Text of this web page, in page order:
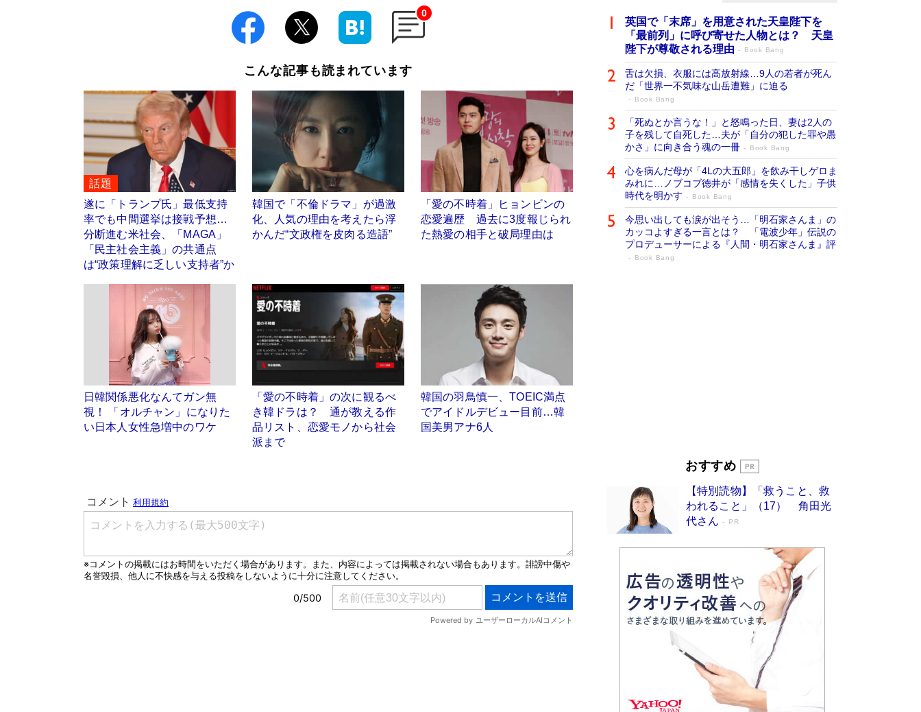
0
こんな記事も読まれています
話題
遂に「トランプ氏」最低支持
率でも中間選挙は接戦予想…
分断進む米社会、「MAGA」
「民主社会主義」の共通点
は“政策理解に乏しい支持者”か
韓国で「不倫ドラマ」が過激
化、人気の理由を考えたら浮
かんだ“文政権を皮肉る造語”
「愛の不時着」ヒョンビンの
恋愛遍歴 過去に3度報じられ
た熱愛の相手と破局理由は
日韓関係悪化なんてガン無
視！ 「オルチャン」になりた
い日本人女性急増中のワケ
「愛の不時着」の次に観るべ
き韓ドラは？ 通が教える作
品リスト、恋愛モノから社会
派まで
韓国の羽鳥慎一、TOEIC満点
でアイドルデビュー目前…韓
国美男アナ6人
英国で「末席」を用意された天皇陛下を
「最前列」に呼び寄せた人物とは？ 天皇
陛下が尊敬される理由
Book Bang
舌は欠損、衣服には高放射線…9人の若者が死ん
だ「世界一不気味な山岳遭難」に迫る
Book Bang
「死ぬとか言うな！」と怒鳴った日、妻は2人の
子を残して自死した…夫が「自分の犯した罪や愚
かさ」に向き合う魂の一冊
Book Bang
心を病んだ母が「4Lの大五郎」を飲み干しゲロま
みれに…ノブコブ徳井が「感情を失くした」子供
時代を明かす
Book Bang
今思い出しても涙が出そう…「明石家さんま」の
カッコよすぎる一言とは？ 「電波少年」伝説の
プロデューサーによる『人間・明石家さんま』評
Book Bang
転 上司の“意外な一言”から生まれた「雑談のテ
皇室はなぜ世界から尊敬されているのか？ 「天
皇陛下はお元気でおられるか」がサウジ国王の第
一声になる理由
Book Bang
おすすめ
【特別読物】「救うこと、救
われること」（17） 角田光
代さん
PR